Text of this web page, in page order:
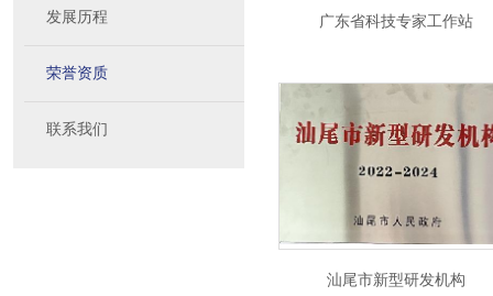
发展历程
荣誉资质
联系我们
广东省科技专家工作站
汕尾市新型研发机构